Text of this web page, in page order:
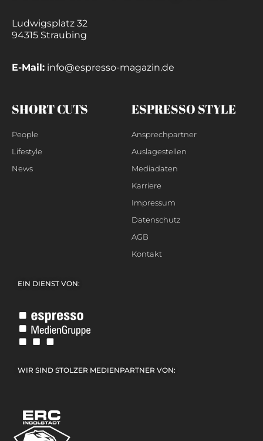
Ludwigsplatz 32
94315 Straubing
E-Mail: info@espresso-magazin.de
SHORT CUTS
People
Lifestyle
News
ESPRESSO STYLE
Ansprechpartner
Auslagestellen
Mediadaten
Karriere
Impressum
Datenschutz
AGB
Kontakt
EIN DIENST VON:
WIR SIND STOLZER MEDIENPARTNER VON: